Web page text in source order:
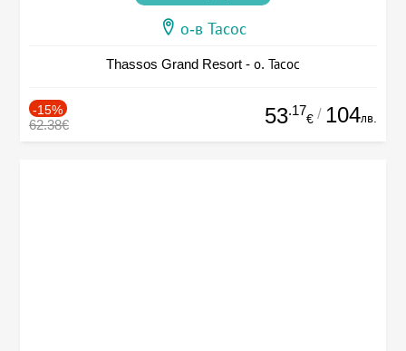
о-в Тасос
Thassos Grand Resort - о. Тасос
-15%
62.38€ 53.17
€ / 104лв.